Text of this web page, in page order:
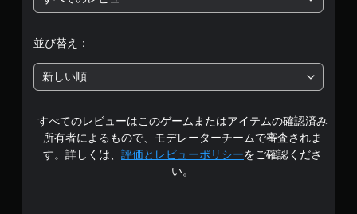
段
中
の
4
.
並び替え：
新しい順
すべてのレビューはこのゲームまたはアイテムの確認済み
所有者によるもので、モデレーターチームで審査されま
す。詳しくは、 評価とレビューポリシーをご確認くださ
い。